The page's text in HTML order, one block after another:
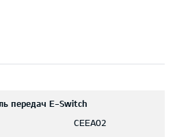
передач E-Switch
CEEA02